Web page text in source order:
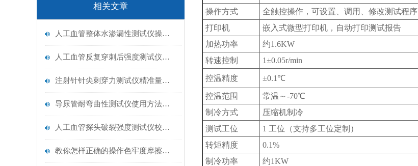
相关文章
人工血管整体水渗漏性测试仪操作中最容易出错的步骤
人工血管反复穿刺后强度测试仪是什么？透析患者的“生命管“质量靠它把关！
注射针针尖刺穿力测试仪精准量化针尖锋利度，构筑临床安全防线
导尿管耐弯曲性测试仪使用方法与操作规范
人工血管探头破裂强度测试仪校准规范：精准赋能医疗安全的技术基准
教你怎样正确的操作色牢度摩擦测试机
操作方式
全触控操作，可设置、调用、修改测试程序
打印机
嵌入式微型打印机，自动打印测试报告
加热功率
约1.6KW
转速控制
1±0.05r/min
控温精度 ±0.1℃
控温范围
常温～-70℃
制冷方式
压缩机制冷
测试工位
1 工位（支持多工位定制）
转矩精度
0.1%
制冷功率
约1KW